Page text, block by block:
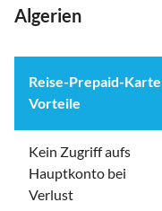
Algerien
Reise-Prepaid-Karte
Vorteile
Kein Zugriff aufs
Hauptkonto bei
Verlust